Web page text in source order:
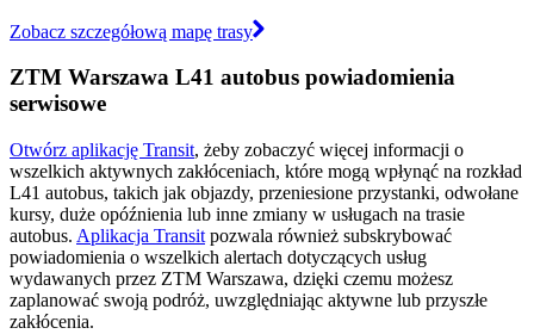
Zobacz szczegółową mapę trasy
ZTM Warszawa L41 autobus powiadomienia
serwisowe
Otwórz aplikację Transit, żeby zobaczyć więcej informacji o
wszelkich aktywnych zakłóceniach, które mogą wpłynąć na rozkład
L41 autobus, takich jak objazdy, przeniesione przystanki, odwołane
kursy, duże opóźnienia lub inne zmiany w usługach na trasie
autobus. Aplikacja Transit pozwala również subskrybować
powiadomienia o wszelkich alertach dotyczących usług
wydawanych przez ZTM Warszawa, dzięki czemu możesz
zaplanować swoją podróż, uwzględniając aktywne lub przyszłe
zakłócenia.